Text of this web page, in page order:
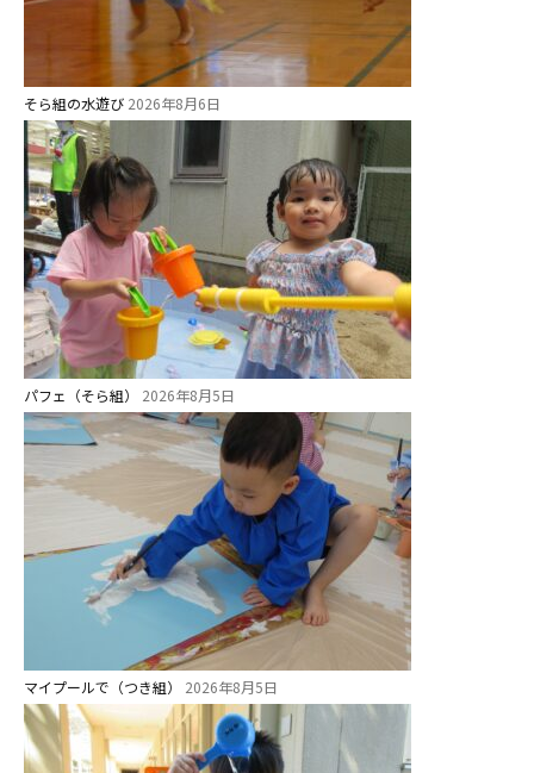
そら組の水遊び 2026年8月6日
パフェ（そら組） 2026年8月5日
マイプールで（つき組） 2026年8月5日
教職員募集
園のこと
園舎案内
安⼼・安全対策
給⾷
課外教室
理事長のことば
教育と保育
美⽊多幼稚園の理想
園の1⽇
年間⾏事
預かり保育［ヒラソル ]
美⽊多チコス
美⽊多チコスについて
美⽊多チコスブログ
未就園児クラス